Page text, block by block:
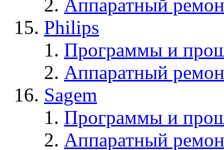
Аппаратный
Philips
Программы и
Аппаратный
Sagem
Программы и
Аппаратный